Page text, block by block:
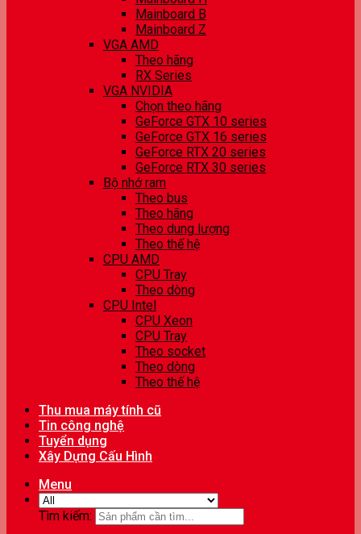
Mainboard B
Mainboard Z
VGA AMD
Theo hãng
RX Series
VGA NVIDIA
Chọn theo hãng
GeForce GTX 10 series
GeForce GTX 16 series
GeForce RTX 20 series
GeForce RTX 30 series
Bộ nhớ ram
Theo bus
Theo hãng
Theo dung lượng
Theo thế hệ
CPU AMD
CPU Tray
Theo dòng
CPU Intel
CPU Xeon
CPU Tray
Theo socket
Theo dòng
Theo thế hệ
Thu mua máy tính cũ
Tin công nghệ
Tuyển dụng
Xây Dựng Cấu Hình
Menu
Tìm kiếm: